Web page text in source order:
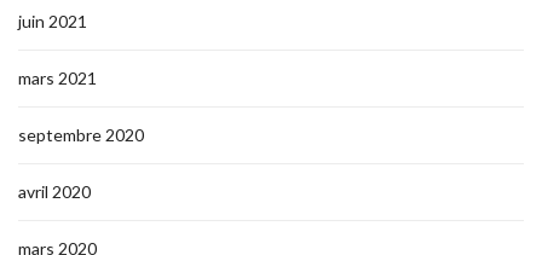
juin 2021
mars 2021
septembre 2020
avril 2020
mars 2020